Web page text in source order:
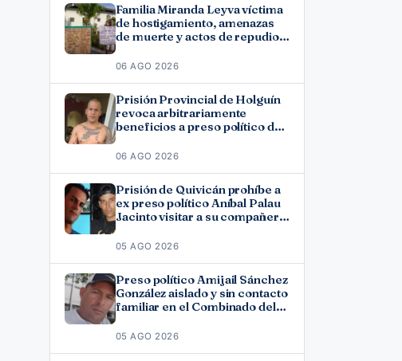
Familia Miranda Leyva víctima
de hostigamiento, amenazas
de muerte y actos de repudio
06 AGO 2026
Prisión Provincial de Holguín
revoca arbitrariamente
beneficios a preso político del
06 AGO 2026
Prisión de Quivicán prohíbe a
ex preso político Aníbal Palau
Jacinto visitar a su compañero
Fonseca
05 AGO 2026
Preso político Amijail Sánchez
González aislado y sin contacto
familiar en el Combinado del
05 AGO 2026